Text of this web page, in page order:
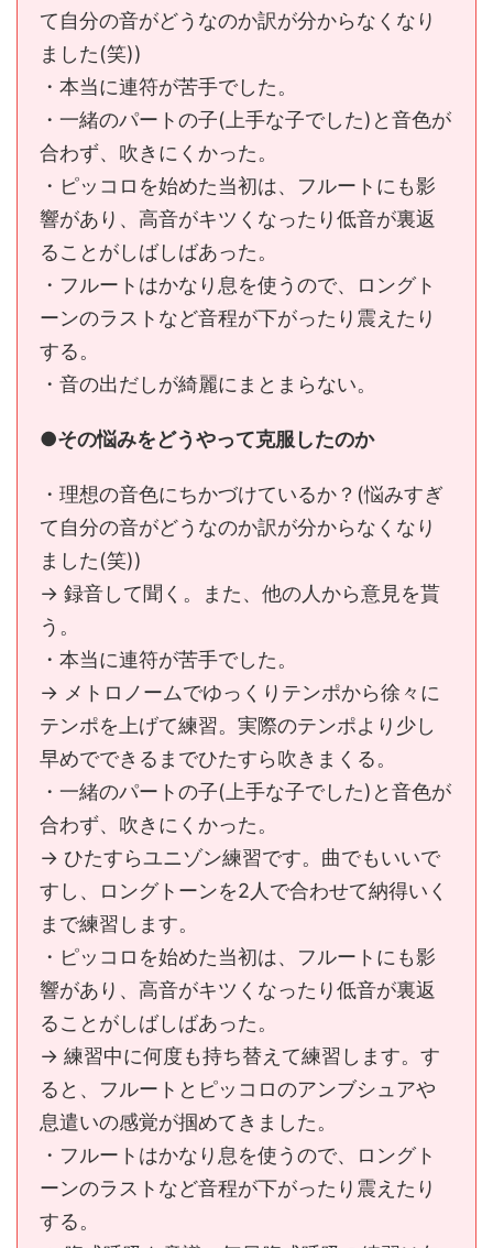
て自分の音がどうなのか訳が分からなくなり
ました(笑))
・本当に連符が苦手でした。
・一緒のパートの子(上手な子でした)と音色が
合わず、吹きにくかった。
・ピッコロを始めた当初は、フルートにも影
響があり、高音がキツくなったり低音が裏返
ることがしばしばあった。
・フルートはかなり息を使うので、ロングト
ーンのラストなど音程が下がったり震えたり
する。
・音の出だしが綺麗にまとまらない。
●その悩みをどうやって克服したのか
・理想の音色にちかづけているか？(悩みすぎ
て自分の音がどうなのか訳が分からなくなり
ました(笑))
→ 録音して聞く。また、他の人から意見を貰
う。
・本当に連符が苦手でした。
→ メトロノームでゆっくりテンポから徐々に
テンポを上げて練習。実際のテンポより少し
早めでできるまでひたすら吹きまくる。
・一緒のパートの子(上手な子でした)と音色が
合わず、吹きにくかった。
→ ひたすらユニゾン練習です。曲でもいいで
すし、ロングトーンを2人で合わせて納得いく
まで練習します。
・ピッコロを始めた当初は、フルートにも影
響があり、高音がキツくなったり低音が裏返
ることがしばしばあった。
→ 練習中に何度も持ち替えて練習します。す
ると、フルートとピッコロのアンブシュアや
息遣いの感覚が掴めてきました。
・フルートはかなり息を使うので、ロングト
ーンのラストなど音程が下がったり震えたり
する。